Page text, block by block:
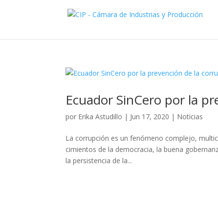
Ecuador SinCero por la
por Erika Astudillo | Jun 17, 2020 | Noticias
La corrupción es un fenómeno complejo,
cimientos de la democracia, la buena
la persistencia de la...